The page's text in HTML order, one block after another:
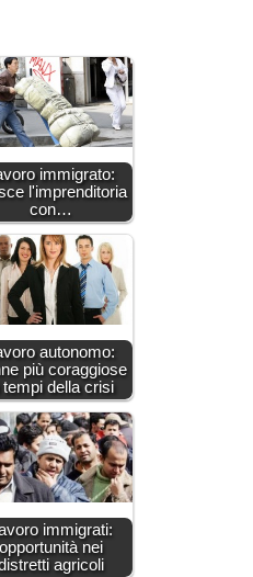
immigrato:
l'imprenditoria
con…
autonomo:
più coraggiose
tempi della crisi
immigrati:
opportunità nei
agricoli